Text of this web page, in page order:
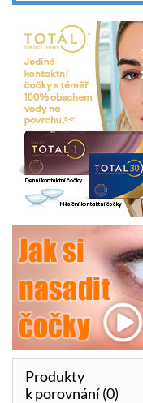
Produkty
k porovnání (0)